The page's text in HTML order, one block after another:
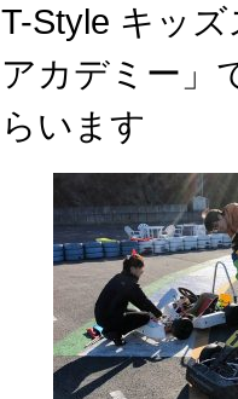
T-Style キッ
アカデミー」
らいます